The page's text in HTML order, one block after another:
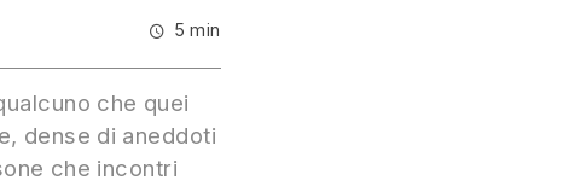
5 min
che quei
dense di aneddoti
che incontri